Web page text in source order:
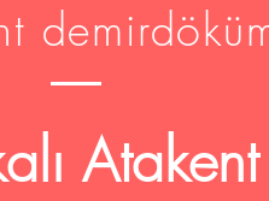
Atakent